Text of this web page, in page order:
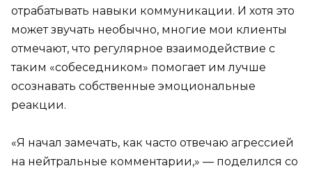
отрабатывать навыки коммуникации. И хотя это
может звучать необычно, многие мои клиенты
отмечают, что регулярное взаимодействие с
таким «собеседником» помогает им лучше
осознавать собственные эмоциональные
реакции.
«Я начал замечать, как часто отвечаю агрессией
на нейтральные комментарии,» — поделился со